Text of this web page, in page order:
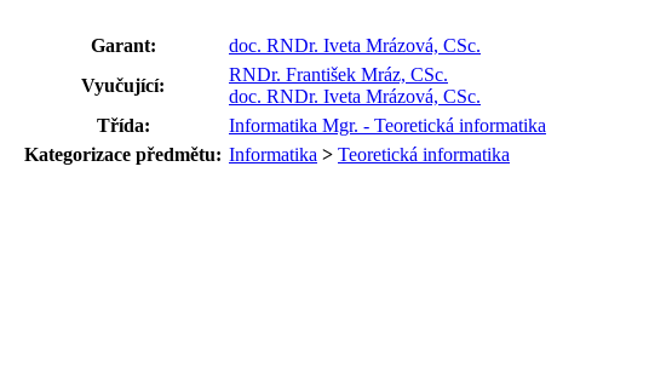
Garant:
doc. RNDr. Iveta Mrázová, CSc.
Vyučující:
RNDr. František Mráz, CSc.
doc. RNDr. Iveta Mrázová, CSc.
Třída:
Informatika Mgr. - Teoretická informatika
Kategorizace předmětu: Informatika > Teoretická informatika